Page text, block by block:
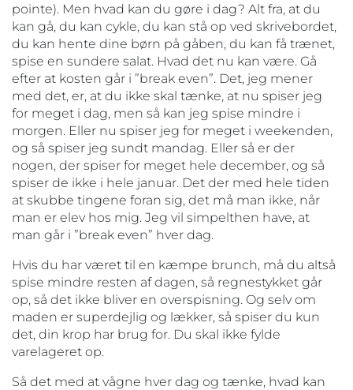
pointe). Men hvad kan du gøre i dag? Alt fra, at du
kan gå, du kan cykle, du kan stå op ved skrivebordet,
du kan hente dine børn på gåben, du kan få trænet,
spise en sundere salat. Hvad det nu kan være. Gå
efter at kosten går i ”break even”. Det, jeg mener
med det, er, at du ikke skal tænke, at nu spiser jeg
for meget i dag, men så kan jeg spise mindre i
morgen. Eller nu spiser jeg for meget i weekenden,
og så spiser jeg sundt mandag. Eller så er der
nogen, der spiser for meget hele december, og så
spiser de ikke i hele januar. Det der med hele tiden
at skubbe tingene foran sig, det må man ikke, når
man er elev hos mig. Jeg vil simpelthen have, at
man går i ”break even” hver dag.
Hvis du har været til en kæmpe brunch, må du altså
spise mindre resten af dagen, så regnestykket går
op, så det ikke bliver en overspisning. Og selv om
maden er superdejlig og lækker, så spiser du kun
det, din krop har brug for. Du skal ikke fylde
varelageret op.
Så det med at vågne hver dag og tænke, hvad kan